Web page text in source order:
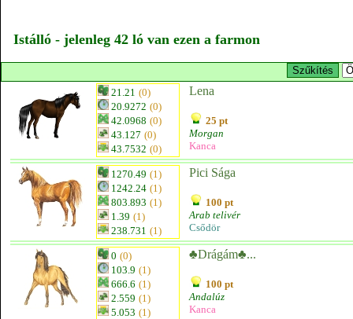
Istálló - jelenleg 42 ló van ezen a farmon
21.21 (0)
20.9272 (0)
42.0968 (0)
43.127 (0)
43.7532 (0)
Lena
25 pt
Morgan
Kanca
1270.49 (1)
1242.24 (1)
803.893 (1)
1.39 (1)
238.731 (1)
Pici Sága
100 pt
Arab telivér
Csődör
0 (0)
103.9 (1)
666.6 (1)
2.559 (1)
5.053 (1)
♣Drágám♣...
100 pt
Andalúz
Kanca